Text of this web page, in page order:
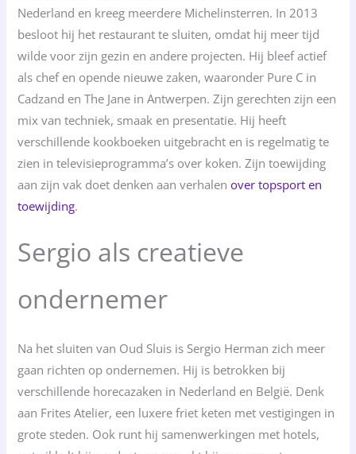
Nederland en kreeg meerdere Michelinsterren. In 2013
besloot hij het restaurant te sluiten, omdat hij meer tijd
wilde voor zijn gezin en andere projecten. Hij bleef actief
als chef en opende nieuwe zaken, waaronder Pure C in
Cadzand en The Jane in Antwerpen. Zijn gerechten zijn een
mix van techniek, smaak en presentatie. Hij heeft
verschillende kookboeken uitgebracht en is regelmatig te
zien in televisieprogramma’s over koken. Zijn toewijding
aan zijn vak doet denken aan verhalenover topsport en
toewijding.
Sergio als creatieve
ondernemer
Na het sluiten van Oud Sluis is Sergio Herman zich meer
gaan richten op ondernemen. Hij is betrokken bij
verschillende horecazaken in Nederland en België. Denk
aan Frites Atelier, een luxere friet keten met vestigingen in
grote steden. Ook runt hij samenwerkingen met hotels,